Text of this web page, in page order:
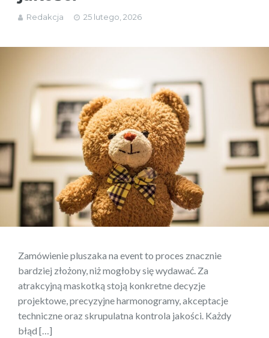
Redakcja 25 lutego, 2026
Zamówienie pluszaka na event to proces znacznie
bardziej złożony, niż mogłoby się wydawać. Za
atrakcyjną maskotką stoją konkretne decyzje
projektowe, precyzyjne harmonogramy, akceptacje
techniczne oraz skrupulatna kontrola jakości. Każdy
błąd […]